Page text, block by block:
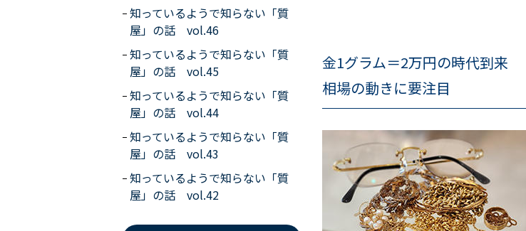
金1グラム＝2万円の時代到来
相場の動きに要注目
知っているようで知らない「質
屋」の話 vol.46
知っているようで知らない「質
屋」の話 vol.45
知っているようで知らない「質
屋」の話 vol.44
知っているようで知らない「質
屋」の話 vol.43
知っているようで知らない「質
屋」の話 vol.42